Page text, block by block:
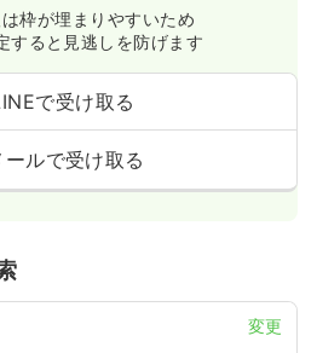
枠が埋まりやすいため
すると見逃しを防げます
で受け取る
ールで受け取る
変更